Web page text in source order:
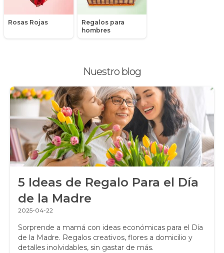
Rosas Rojas
Regalos para
hombres
Nuestro blog
5 Ideas de Regalo Para el Día
de la Madre
2025-04-22
Sorprende a mamá con ideas económicas para el Día
de la Madre. Regalos creativos, flores a domicilio y
detalles inolvidables, sin gastar de más.
Peluches
Peonias
Promociones y Ofertas
Ramos de Flores
Ramos de Novia
Ramos de Rosas
Regalos a Domicilio
Regalos para Hombres
Regalos para niños
Rosas
Rosas Amarillas